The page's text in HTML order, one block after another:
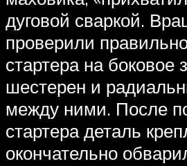
дуговой сваркой.
проверили
стартера на боковое
шестерен и
между ними. После
стартера деталь
окончательно